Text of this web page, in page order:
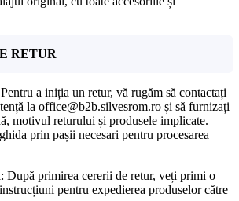
RETUR
a iniția un retur, vă rugăm să contactați
la office@b2b.silvesrom.ro și să furnizați
motivul returului și produsele implicate.
prin pașii necesari pentru procesarea
După primirea cererii de retur, veți primi o
pentru expedierea produselor către